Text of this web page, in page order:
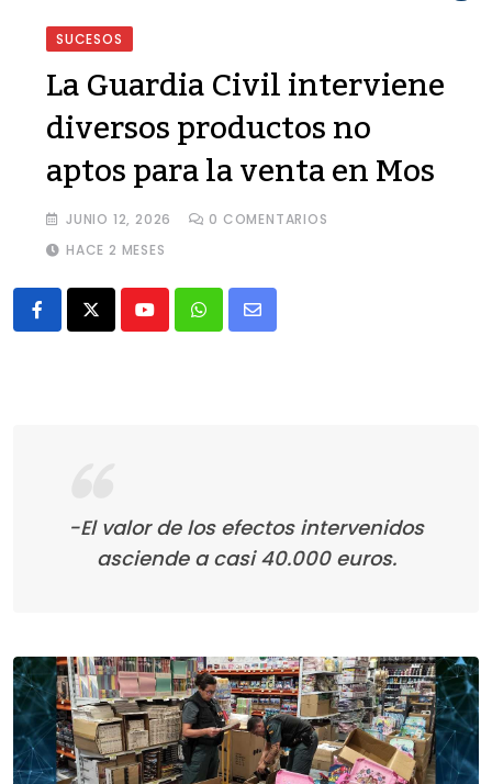
SUCESOS
La Guardia Civil interviene
diversos productos no
aptos para la venta en Mos
JUNIO 12, 2026 0 COMENTARIOS
HACE 2 MESES
YoutubeWhatsapp
Share
-El valor de los efectos intervenidos
asciende a casi 40.000 euros.